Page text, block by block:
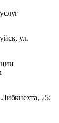
ул.
25;